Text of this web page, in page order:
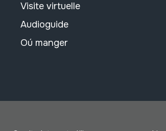
Visite virtuelle
Audioguide
Oú manger